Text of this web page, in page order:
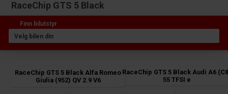
RaceChip GTS 5 Black
RaceChip GTS 5 Black Alfa Romeo
Giulia (952) QV 2.9 V6
RaceChip GTS 5 Black Audi A6
55 TFSI e